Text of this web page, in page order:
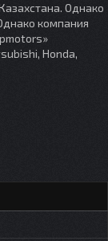
Однако
компания
Honda,